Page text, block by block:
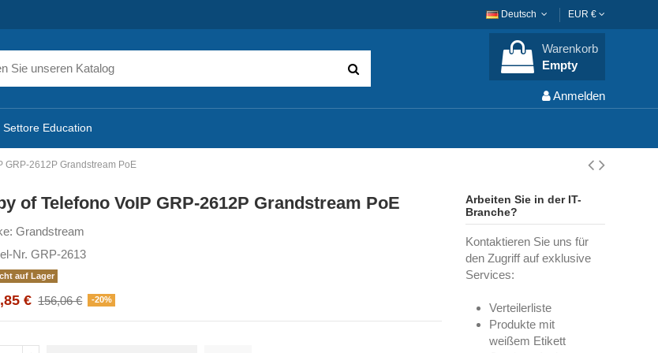
Deutsch EUR €
Warenkorb
Empty
Anmelden
Settore Education
GRP-2612P Grandstream PoE
of Telefono VoIP GRP-2612P Grandstream PoE
Grandstream
Nr. GRP-2613
auf Lager
€ 156,06 € -20%
Arbeiten Sie in der IT-
Branche?
Kontaktieren Sie uns für
den Zugriff auf exklusive
Services:
Verteilerliste
Produkte mit
weißem Etikett